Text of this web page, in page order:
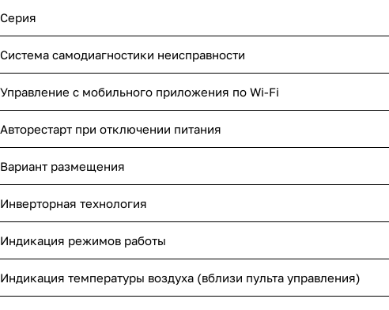
Серия
Система самодиагностики неисправности
Управление c мобильного приложения по Wi-Fi
Авторестарт при отключении питания
Вариант размещения
Инверторная технология
Индикация режимов работы
Индикация температуры воздуха (вблизи пульта управления)